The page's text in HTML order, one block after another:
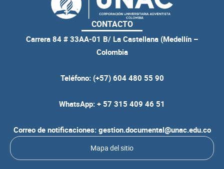
CONTACTO
Carrera 84 # 33AA-01 B/ La Castellana (Medellín –
Colombia
Teléfono: (+57) 604 480 55 90
WhatsApp: + 57 315 409 46 51
Correo de notificaciones: gestion.documental@unac.edu.co
Mapa del sitio